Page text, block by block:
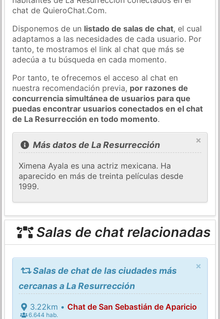
chat de QuieroChat.Com.
Disponemos de un listado de salas de chat, el cual
adaptamos a las necesidades de cada usuario. Por
tanto, te mostramos el link al chat que más se
adecúa a tu búsqueda en cada momento.
Por tanto, te ofrecemos el acceso al chat en
nuestra recomendación previa, por razones de
concurrencia simultánea de usuarios para que
puedas encontrar usuarios conectados en el chat
de La Resurrección en todo momento.
×
Más datos de La Resurrección
Ximena Ayala es una actriz mexicana. Ha
aparecido en más de treinta películas desde
1999.
Salas de chat relacionadas
×
Salas de chat de las ciudades más
cercanas a La Resurrección
3.22km • Chat de San Sebastián de Aparicio
6.644 hab.